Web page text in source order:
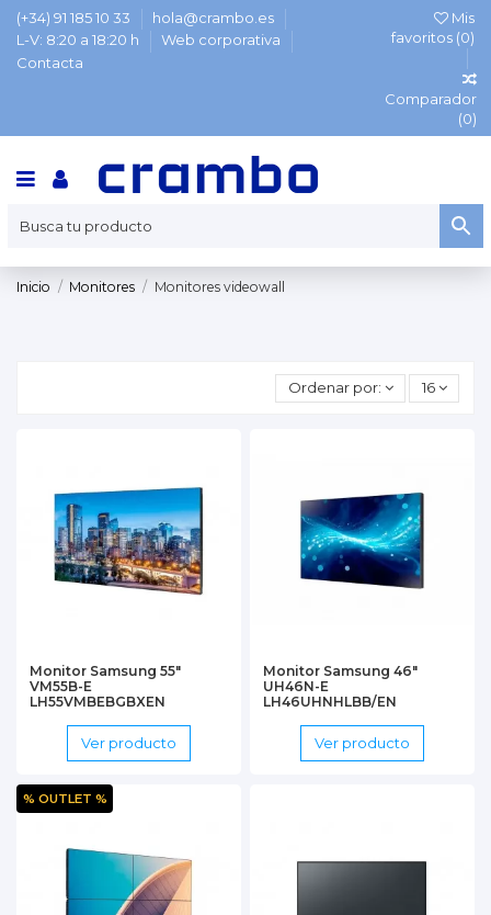
(+34) 91 185 10 33
hola@crambo.es
L-V: 8:20 a 18:20 h
Web corporativa
Contacta
Mis
favoritos (0)
Comparador
(0)
Inicio Monitores Monitores videowall
Ordenar por: 16
Monitor Samsung 55"
VM55B-E
LH55VMBEBGBXEN
Ver producto
Monitor Samsung 46"
UH46N-E
LH46UHNHLBB/EN
Ver producto
% OUTLET %